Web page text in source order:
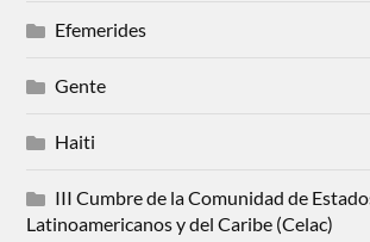
Efemerides
Gente
Haiti
III Cumbre de la Comunidad de
Latinoamericanos y del Caribe (Celac)